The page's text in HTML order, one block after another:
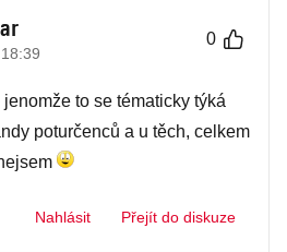
0
to se tématicky týká
poturčenců a u těch, celkem
Nahlásit Přejít do diskuze